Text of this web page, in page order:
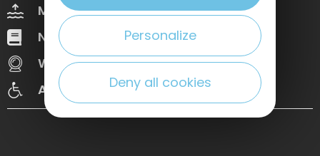
Marées
Météo
Nos brochures
Web Tv
Webcams
Congrès
Accessibilté
Personalize
Deny all cookies